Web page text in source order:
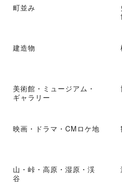
町並み
建造物
美術館・ミュージアム・
ギャラリー
映画・ドラマ・CMロケ地
山・峠・高原・湿原・渓
谷